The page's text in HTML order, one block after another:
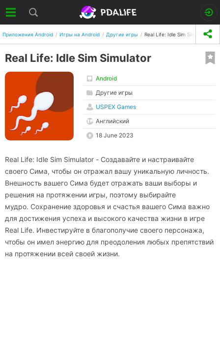
Приложения Android Игры на Android Другие игры Real Life: Idle Sim Simulator
Real Life: Idle Sim Simulator
Android
Другие игры
USPEX Games
Английский
18 June 2023
Real Life: Idle Sim Simulator - Создавайте и настраивайте
своего Сима, чтобы он отражал вашу уникальную личность.
Внешность вашего Сима будет отражать ваши выборы и
решения на протяжении игры, поэтому выбирайте
мудро. Сохранение здоровья и счастья вашего Сима важно
для достижения успеха и высокого качества жизни в игре
Real Life. Инвестируйте в благополучие своего персонажа,
чтобы он имел энергию для преодоления любых препятствий
на протяжении всей своей жизни.